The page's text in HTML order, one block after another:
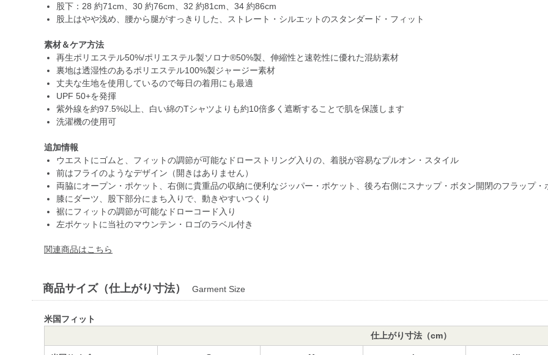
股下：28 約71cm、30 約76cm、32 約81cm、34 約86cm
股上はやや浅め、腰から腿がすっきりした、ストレート・シルエットのスタンダード・フィット
素材＆ケア方法
再生ポリエステル50%/ポリエステル製ソロナ®50%製、伸縮性と速乾性に優れた混紡素材
裏地は透湿性のあるポリエステル100%製ジャージー素材
丈夫な生地を使用しているので毎日の着用にも最適
UPF 50+を発揮
紫外線を約97.5%以上、白い綿のTシャツよりも約10倍多く遮断することで肌を保護します
洗濯機の使用可
追加情報
ウエストにゴムと、フィットの調節が可能なドローストリング入りの、着脱が容易なプルオン・スタイル
前はフライのようなデザイン（開きはありません）
両脇にオープン・ポケット、右側に貴重品の収納に便利なジッパー・ポケット、後ろ右側にスナップ・ボタン開閉のフラップ・
膝にダーツ、股下部分にまち入りで、動きやすいつくり
裾にフィットの調節が可能なドローコード入り
左ポケットに当社のマウンテン・ロゴのラベル付き
関連商品はこちら
商品サイズ（仕上がり寸法） Garment Size
米国フィット
仕上がり寸法（cm）